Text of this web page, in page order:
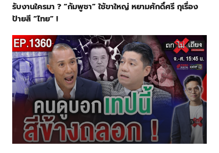
รับงานใครมา ? “กัมพูชา” ใช้ขาใหญ่ หยามศักดิ์ศรี กุเรื่อง
ป้ายสี “ไทย” !